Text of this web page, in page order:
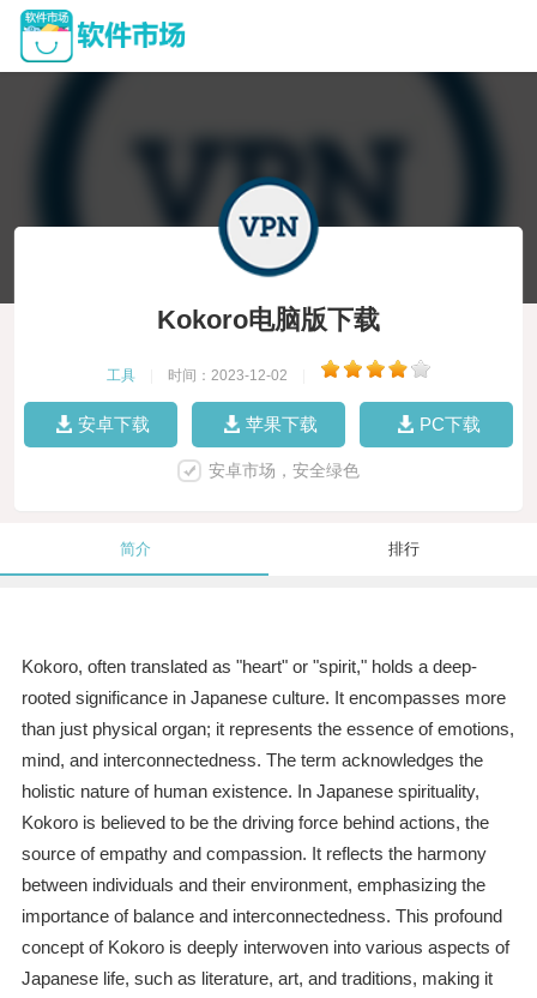
Kokoro电脑版下载
工具 时间：2023-12-02
安卓下载 苹果下载 PC下载
安卓市场，安全绿色
简介 排行
Kokoro, often translated as "heart" or "spirit," holds a deep-
rooted significance in Japanese culture. It encompasses more
than just physical organ; it represents the essence of emotions,
mind, and interconnectedness. The term acknowledges the
holistic nature of human existence. In Japanese spirituality,
Kokoro is believed to be the driving force behind actions, the
source of empathy and compassion. It reflects the harmony
between individuals and their environment, emphasizing the
importance of balance and interconnectedness. This profound
concept of Kokoro is deeply interwoven into various aspects of
Japanese life, such as literature, art, and traditions, making it